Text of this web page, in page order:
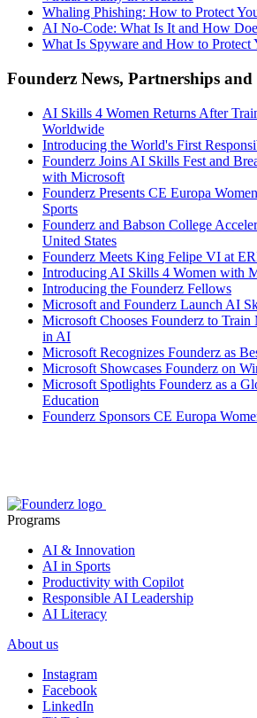
Whaling Phishing: How to Protect
AI No-Code: What Is It and How
What Is Spyware and How to Protect
Founderz News, Partnerships
AI Skills 4 Women Returns After
Worldwide
Introducing the World's First
Founderz Joins AI Skills Fest and
with Microsoft
Founderz Presents CE Europa
Sports
Founderz and Babson College
United States
Founderz Meets King Felipe VI at
Introducing AI Skills 4 Women with
Introducing the Founderz Fellows
Microsoft and Founderz Launch AI
Microsoft Chooses Founderz to
in AI
Microsoft Recognizes Founderz as
Microsoft Showcases Founderz on
Microsoft Spotlights Founderz as a
Education
Founderz Sponsors CE Europa
Programs
AI & Innovation
AI in Sports
Productivity with Copilot
Responsible AI Leadership
AI Literacy
About us
Instagram
Facebook
LinkedIn